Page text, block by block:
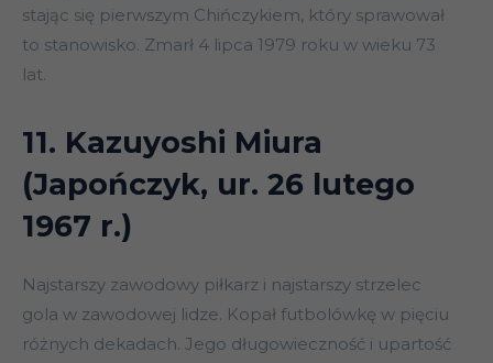
stając się pierwszym Chińczykiem, który sprawował
to stanowisko. Zmarł 4 lipca 1979 roku w wieku 73
lat.
11. Kazuyoshi Miura
(Japończyk, ur. 26 lutego
1967 r.)
Najstarszy zawodowy piłkarz i najstarszy strzelec
gola w zawodowej lidze. Kopał futbolówkę w pięciu
różnych dekadach. Jego długowieczność i upartość